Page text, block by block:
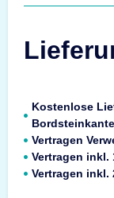
Kostenlose
Bordsteinkante
Vertragen
Vertragen inkl.
Vertragen inkl.